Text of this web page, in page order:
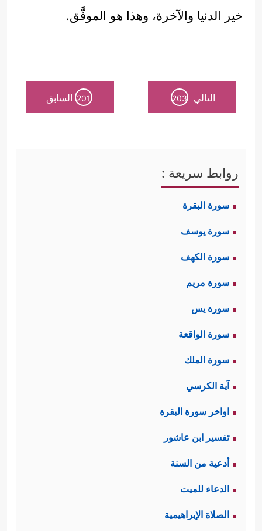
خير الدنيا والآخرة، وهذا هو الموفَّق.
التالي 203
201 السابق
روابط سريعة :
سورة البقرة
سورة يوسف
سورة الكهف
سورة مريم
سورة يس
سورة الواقعة
سورة الملك
آية الكرسي
اواخر سورة البقرة
تفسير ابن عاشور
أدعية من السنة
الدعاء للميت
الصلاة الإبراهيمية